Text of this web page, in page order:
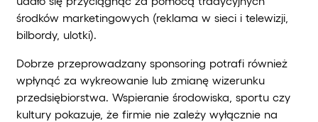
środków marketingowych (reklama w sieci i telewizji,
bilbordy, ulotki).
Dobrze przeprowadzany sponsoring potrafi również
wpłynąć za wykreowanie lub zmianę wizerunku
przedsiębiorstwa. Wspie­ranie środowiska, sportu czy
kultury pokazuje, że firmie nie zależy wyłącznie na